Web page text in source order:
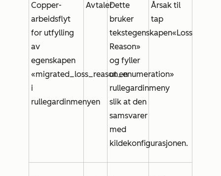
Copper-
arbeidsflyt
for utfylling
av
egenskapen
«migrated_loss_reason_enumeration»
i
rullegardinmenyen
AvtalerDette
bruker
tekstegenskapen«Loss
Reason»
og fyller
ut en
rullegardinmeny
slik at den
samsvarer
med
kildekonfigurasjonen.
Årsak til
tap